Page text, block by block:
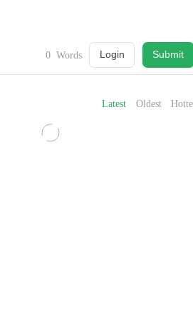
0 Words Login Submit
Latest Oldest